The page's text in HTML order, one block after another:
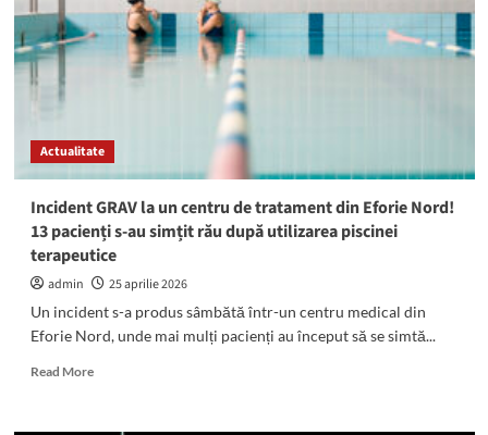
jefuit
și
tăiat
indivizi
Actualitate
Incident GRAV la un centru de tratament din Eforie Nord!
13 pacienți s-au simțit rău după utilizarea piscinei
terapeutice
admin
25 aprilie 2026
Un incident s-a produs sâmbătă într-un centru medical din
Eforie Nord, unde mai mulți pacienți au început să se simtă...
Read MoreRead
Incident